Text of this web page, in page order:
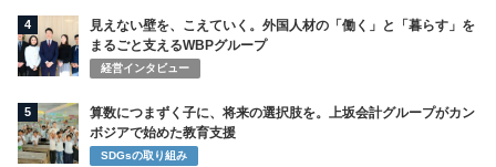
4
見えない壁を、こえていく。外国人材の「働く」と「暮らす」を
まるごと支えるWBPグループ
経営インタビュー
5
算数につまずく子に、将来の選択肢を。上坂会計グループがカン
ボジアで始めた教育支援
SDGsの取り組み